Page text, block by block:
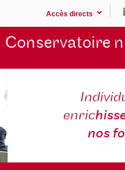
Accès directs
Conservatoire
enric
nos fo